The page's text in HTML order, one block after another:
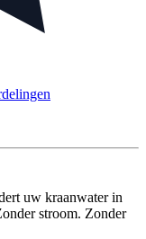
uw kraanwater in
stroom. Zonder